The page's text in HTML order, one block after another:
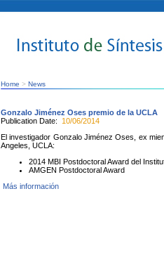
Home > News
Gonzalo Jiménez Oses premio de la UCLA
Publication Date: 10/06/2014
El investigador Gonzalo Jiménez Oses, ex
Angeles, UCLA:
2014 MBI Postdoctoral Award del
AMGEN Postdoctoral Award
Más información